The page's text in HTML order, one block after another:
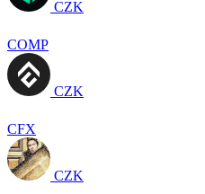
CZK
COMP
CZK
CFX
CZK